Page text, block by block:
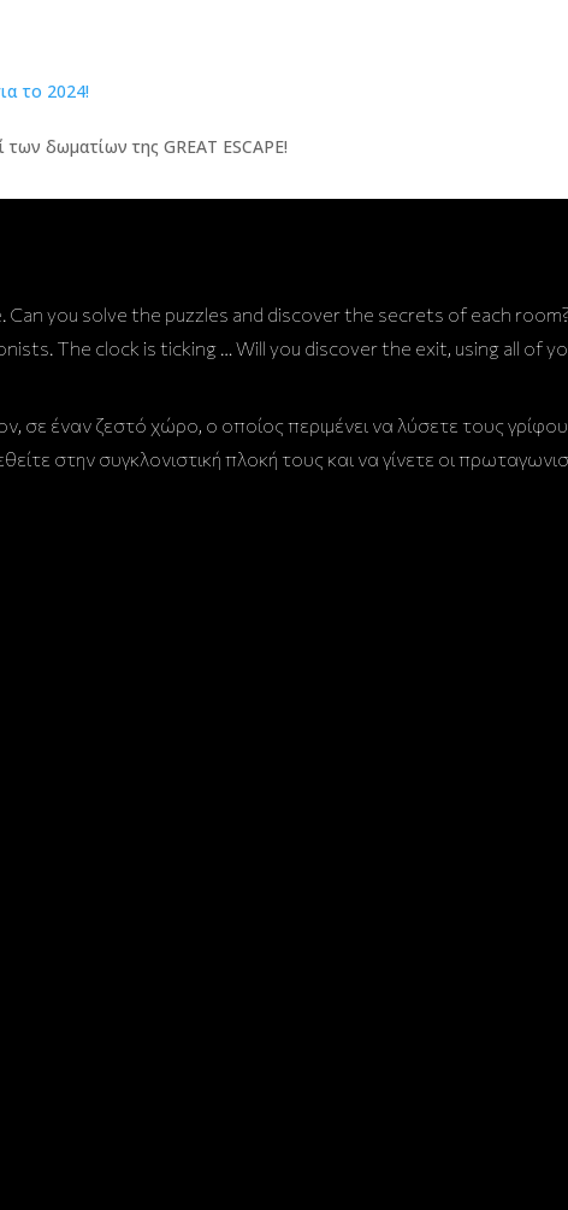
το 2024!
you solve the puzzles and discover the secrets of each
The clock is ticking … Will you discover the exit, using all of
έναν ζεστό χώρο, ο οποίος περιμένει να λύσετε τους
στην συγκλονιστική πλοκή τους και να γίνετε οι